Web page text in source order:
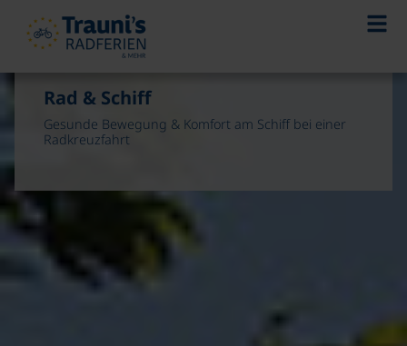
Rad & Schiff
Gesunde Bewegung & Komfort am Schiff bei einer
Radkreuzfahrt